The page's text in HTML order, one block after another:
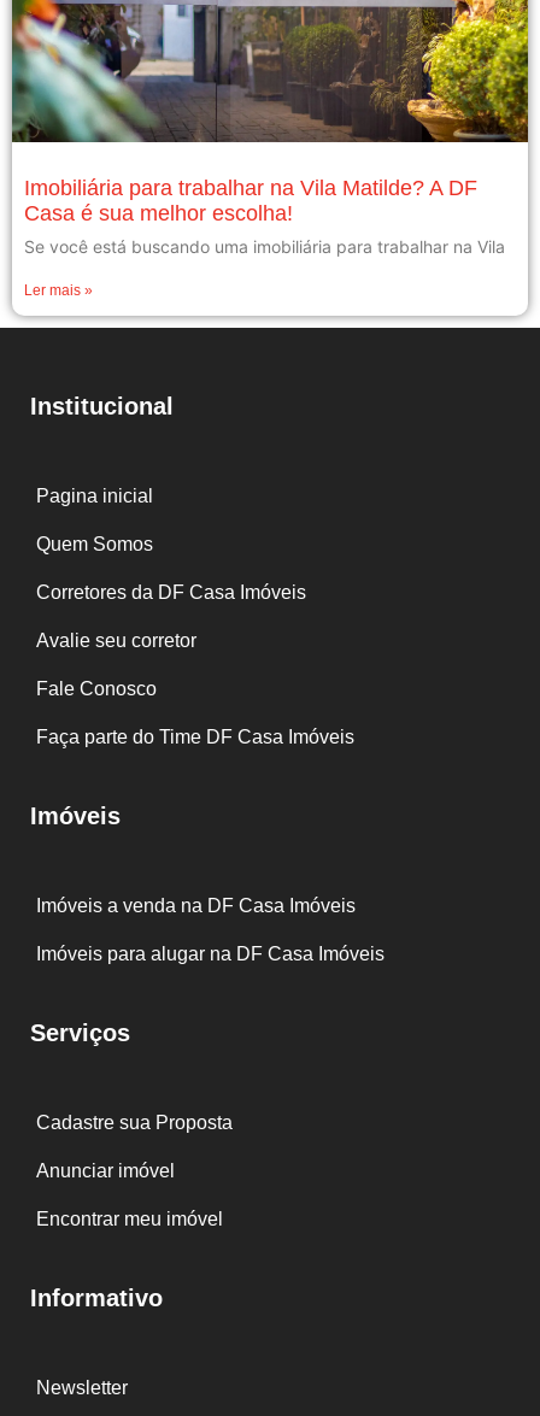
Imobiliária para trabalhar na Vila Matilde? A DF
Casa é sua melhor escolha!
Se você está buscando uma imobiliária para trabalhar na Vila
Ler mais »
Institucional
Pagina inicial
Quem Somos
Corretores da DF Casa Imóveis
Avalie seu corretor
Fale Conosco
Faça parte do Time DF Casa Imóveis
Imóveis
Imóveis a venda na DF Casa Imóveis
Imóveis para alugar na DF Casa Imóveis
Serviços
Cadastre sua Proposta
Anunciar imóvel
Encontrar meu imóvel
Informativo
Newsletter